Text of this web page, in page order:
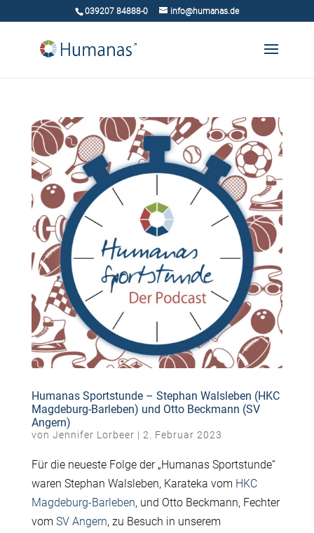
039207 84888-0 info@humanas.de
Humanas Sportstunde – Stephan Walsleben (HKC
Magdeburg-Barleben) und Otto Beckmann (SV
Angern)
von Jennifer Lorbeer | 2. Februar 2023
Für die neueste Folge der „Humanas Sportstunde“
waren Stephan Walsleben, Karateka vom HKC
Magdeburg-Barleben, und Otto Beckmann, Fechter
vom SV Angern, zu Besuch in unserem